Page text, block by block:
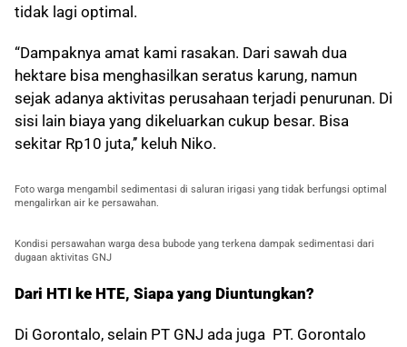
tidak lagi optimal.
“Dampaknya amat kami rasakan. Dari sawah dua
hektare bisa menghasilkan seratus karung, namun
sejak adanya aktivitas perusahaan terjadi penurunan. Di
sisi lain biaya yang dikeluarkan cukup besar. Bisa
sekitar Rp10 juta,’’ keluh Niko.
Foto warga mengambil sedimentasi di saluran irigasi yang tidak berfungsi optimal
mengalirkan air ke persawahan.
Kondisi persawahan warga desa bubode yang terkena dampak sedimentasi dari
dugaan aktivitas GNJ
Dari HTI ke HTE, Siapa yang Diuntungkan?
Di Gorontalo, selain PT GNJ ada juga PT. Gorontalo